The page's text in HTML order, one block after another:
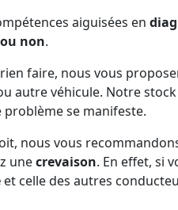
aiguisées en
non.
rien faire, nous vous
autre véhicule. Notre
se manifeste.
nous vous
unecrevaison. En effet, si
et celle des autres